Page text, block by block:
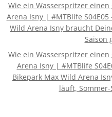
Wie ein Wasserspritzer
Arena Isny | #MTBlife S04E05
Wild Arena Isny braucht
Saison
Wie ein Wasserspritzer
Arena Isny | #MTBlife
Bikepark Max Wild Arena
läuft,